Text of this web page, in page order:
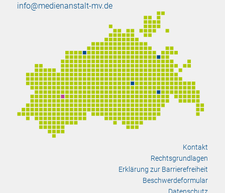
info@medienanstalt-mv.de
Kontakt
Rechtsgrundlagen
Erklärung zur Barrierefreiheit
Beschwerdeformular
Datenschutz